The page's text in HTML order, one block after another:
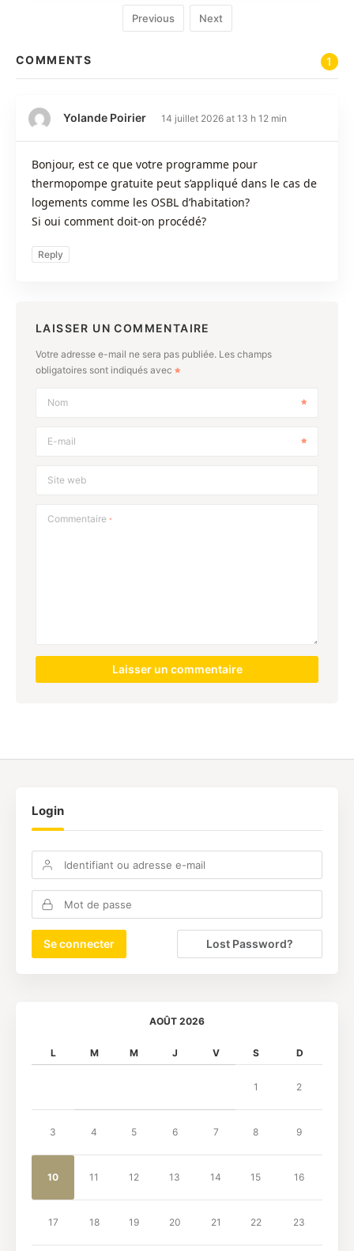
Previous Next
COMMENTS 1
Yolande Poirier 14 juillet 2026 at 13 h 12 min
Bonjour, est ce que votre programme pour
thermopompe gratuite peut s’appliqué dans le cas de
logements comme les OSBL d’habitation?
Si oui comment doit-on procédé?
Reply
LAISSER UN COMMENTAIRE
Votre adresse e-mail ne sera pas publiée. Les champs
obligatoires sont indiqués avec
Nom
E-mail
Site web
Commentaire *
Login
Lost Password?
AOÛT 2026
L M M J V S D
1 2
3 4 5 6 7 8 9
10 11 12 13 14 15 16
17 18 19 20 21 22 23